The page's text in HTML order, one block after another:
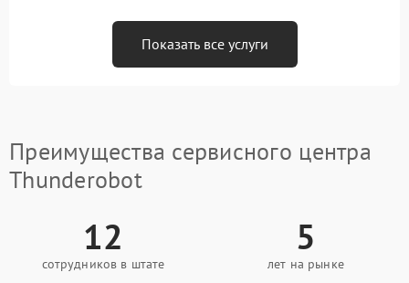
Показать все услуги
Преимущества сервисного центра
Thunderobot
12
сотрудников в штате
5
лет на рынке